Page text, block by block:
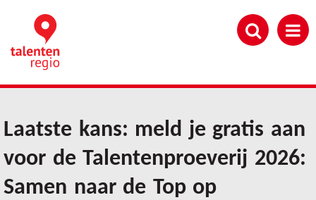
Laatste kans: meld je gratis aan
voor de Talentenproeverij 2026:
Samen naar de Top op